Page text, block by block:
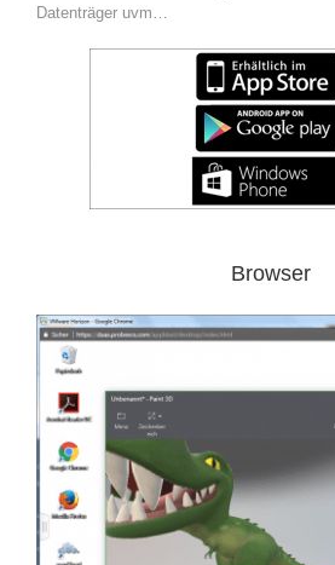
Datenträger uvm…
Browser